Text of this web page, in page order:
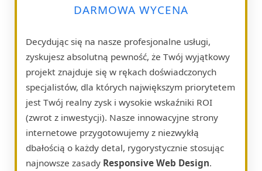
DARMOWA WYCENA
Decydując się na nasze profesjonalne usługi,
zyskujesz absolutną pewność, że Twój wyjątkowy
projekt znajduje się w rękach doświadczonych
specjalistów, dla których największym priorytetem
jest Twój realny zysk i wysokie wskaźniki ROI
(zwrot z inwestycji). Nasze innowacyjne strony
internetowe przygotowujemy z niezwykłą
dbałością o każdy detal, rygorystycznie stosując
najnowsze zasady Responsive Web Design.